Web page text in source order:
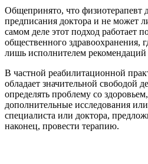
Общепринято, что физиотерапевт
предписания доктора и не может
самом деле этот подход работает
общественного здравоохранения,
лишь исполнителем рекомендаций
В частной реабилитационной
обладает значительной свободой
определять проблему со
дополнительные исследования
специалиста или доктора,
наконец, провести терапию.